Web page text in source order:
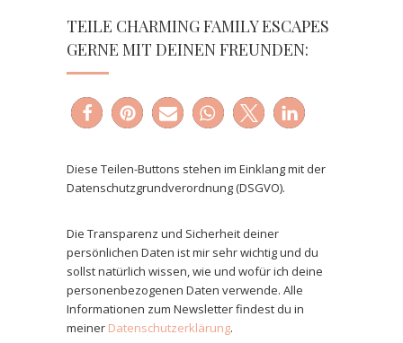
TEILE CHARMING FAMILY ESCAPES
GERNE MIT DEINEN FREUNDEN:
Diese Teilen-Buttons stehen im Einklang mit der
Datenschutzgrundverordnung (DSGVO).
Die Transparenz und Sicherheit deiner
persönlichen Daten ist mir sehr wichtig und du
sollst natürlich wissen, wie und wofür ich deine
personenbezogenen Daten verwende. Alle
Informationen zum Newsletter findest du in
meiner Datenschutzerklärung.